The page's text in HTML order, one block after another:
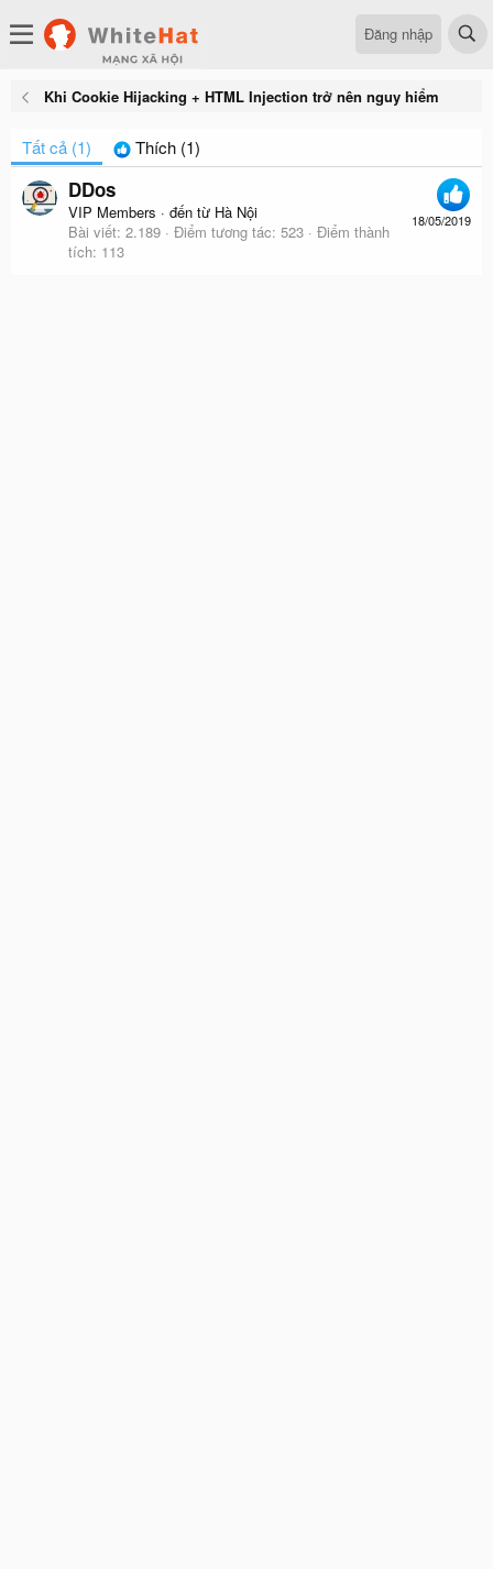
Đăng nhập
Khi Cookie Hijacking + HTML Injection trở nên nguy hiểm
Tất cả (1) Thích (1)
18/05/2019
DDos
VIP Members · đến từ Hà Nội
Bài viết 2.189 Điểm tương tác 523
Điểm thành
tích 113